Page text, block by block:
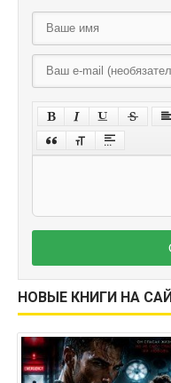
НОВЫЕ КНИГИ НА